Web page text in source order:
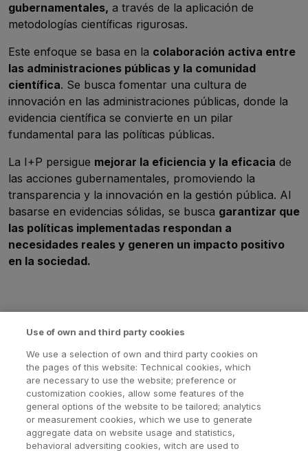
gubernamentales, a través de la aplicación de
metodologías científicas rigurosas.
Este enfoque se basa en la colaboración activa entre
las administraciones públicas y la comunidad
científica. Se busca fomentar una cultura de
innovación en las administraciones públicas, donde la
evidencia científica se convierte en un pilar
fundamental para las políticas públicas.
La I+P persigue mejorar la eficiencia y la eficacia de
las acciones gubernamentales, promoviendo la
transparencia y la innovación en la gestión pública. Al
basarse en evidencias sólidas, se busca garantizar que
las políticas implementadas respondan a
necesidades reales y generen un impacto positivo
en la sociedad.
Imagen
Use of own and third party cookies
We use a selection of own and third party cookies on
the pages of this website: Technical cookies, which
are necessary to use the website; preference or
customization cookies, allow some features of the
general options of the website to be tailored; analytics
or measurement cookies, which we use to generate
aggregate data on website usage and statistics,
behavioral adversiting cookies, witch are used to